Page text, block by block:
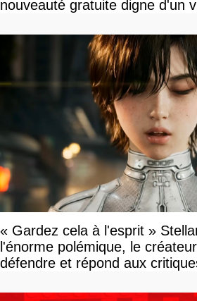
nouveauté gratuite digne d'un
« Gardez cela à l'esprit »
l'énorme polémique, le
défendre et répond aux